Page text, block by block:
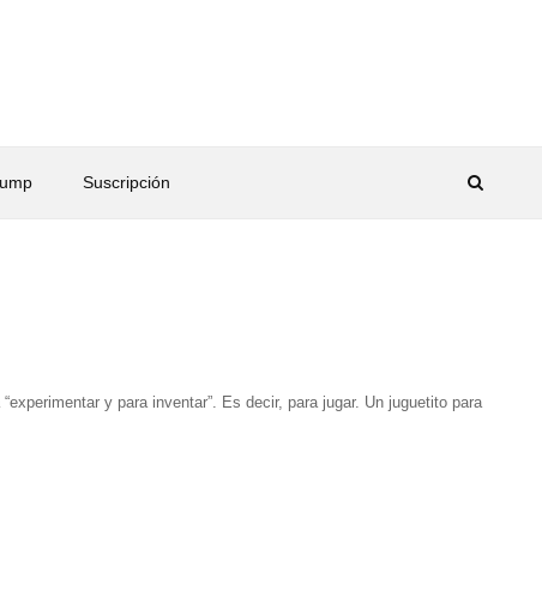
Suscripción
y para inventar”. Es decir, para jugar. Un juguetito para